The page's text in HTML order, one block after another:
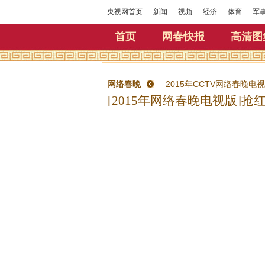
央视网首页 新闻 视频 经济 体育 军
首页 网春快报 高清图
网络春晚 2015年CCTV网络春晚电
[2015年网络春晚电视版]抢